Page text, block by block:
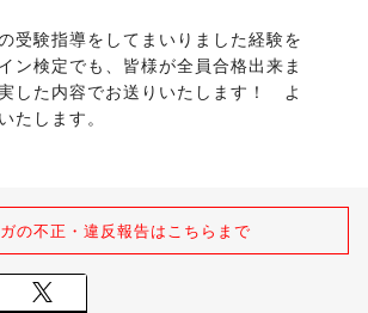
受験指導をしてまいりました経験を
ン検定でも、皆様が全員合格出来ま
した内容でお送りいたします！　よ
たします。
の不正・違反報告はこちらまで